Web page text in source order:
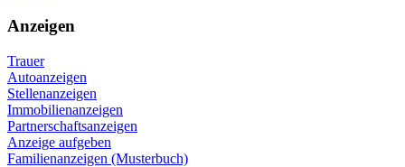
Anzeigen
Trauer
Autoanzeigen
Stellenanzeigen
Immobilienanzeigen
Partnerschaftsanzeigen
Anzeige aufgeben
Familienanzeigen (Musterbuch)